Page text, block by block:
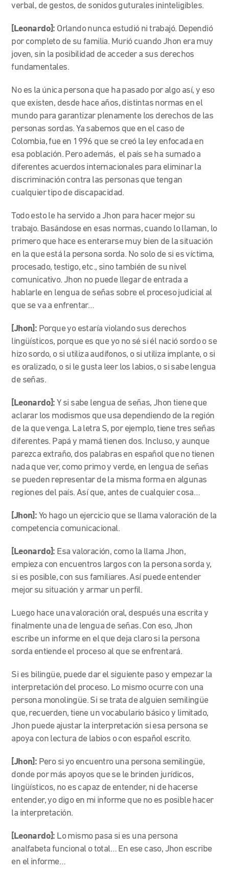
verbal, de gestos, de sonidos guturales ininteligibles.
[Leonardo]: Orlando nunca estudió ni trabajó. Dependió
por completo de su familia. Murió cuando Jhon era muy
joven, sin la posibilidad de acceder a sus derechos
fundamentales.
No es la única persona que ha pasado por algo así, y eso
que existen, desde hace años, distintas normas en el
mundo para garantizar plenamente los derechos de las
personas sordas. Ya sabemos que en el caso de
Colombia, fue en 1996 que se creó la ley enfocada en
esa población. Pero además, el país se ha sumado a
diferentes acuerdos internacionales para eliminar la
discriminación contra las personas que tengan
cualquier tipo de discapacidad.
Todo esto le ha servido a Jhon para hacer mejor su
trabajo. Basándose en esas normas, cuando lo llaman, lo
primero que hace es enterarse muy bien de la situación
en la que está la persona sorda. No solo de si es víctima,
procesado, testigo, etc., sino también de su nivel
comunicativo. Jhon no puede llegar de entrada a
hablarle en lengua de señas sobre el proceso judicial al
que se va a enfrentar…
[Jhon]: Porque yo estaría violando sus derechos
lingüísticos, porque es que yo no sé si él nació sordo o se
hizo sordo, o si utiliza audífonos, o si utiliza implante, o si
es oralizado, o si le gusta leer los labios, o si sabe lengua
de señas.
[Leonardo]:Y si sabe lengua de señas, Jhon tiene que
aclarar los modismos que usa dependiendo de la región
de la que venga. La letra S, por ejemplo, tiene tres señas
diferentes. Papá y mamá tienen dos. Incluso, y aunque
parezca extraño, dos palabras en español que no tienen
nada que ver, como primo y verde, en lengua de señas
se pueden representar de la misma forma en algunas
regiones del país. Así que, antes de cualquier cosa…
[Jhon]: Yo hago un ejercicio que se llama valoración de la
competencia comunicacional.
[Leonardo]: Esa valoración, como la llama Jhon,
empieza con encuentros largos con la persona sorda y,
si es posible, con sus familiares. Así puede entender
mejor su situación y armar un perfil.
Luego hace una valoración oral, después una escrita y
finalmente una de lengua de señas. Con eso, Jhon
escribe un informe en el que deja claro si la persona
sorda entiende el proceso al que se enfrentará.
Si es bilingüe, puede dar el siguiente paso y empezar la
interpretación del proceso. Lo mismo ocurre con una
persona monolingüe. Si se trata de alguien semilingüe
que, recuerden, tiene un vocabulario básico y limitado,
Jhon puede ajustar la interpretación si esa persona se
apoya con lectura de labios o con español escrito.
[Jhon]: Pero si yo encuentro una persona semilingüe,
donde por más apoyos que se le brinden jurídicos,
lingüísticos, no es capaz de entender, ni de hacerse
entender, yo digo en mi informe que no es posible hacer
la interpretación.
[Leonardo]: Lo mismo pasa si es una persona
analfabeta funcional o total… En ese caso, Jhon escribe
en el informe…